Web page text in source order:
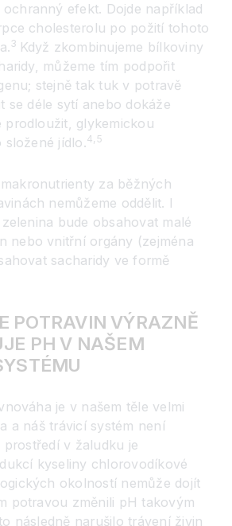
efekt. Dojde například
cholesterolu po požití tohoto
3 Když zkombinujeme bílkoviny
můžeme tím podpořit
stejně tak tuk v potravě
se déle sytí anebo dokáže
prodloužit, glykemickou
jídlo.4,5
za běžných
nemůžeme oddělit. I
bude obsahovat malé
nebo vnitřní orgány (zejména
sacharidy ve formě
POTRAVIN VÝRAZNĚ
PH V NAŠEM
je v našem těle velmi
a náš trávicí systém není
prostředí v žaludku je
kyseliny chlorovodíkové
okolností nemůže dojít
potravou změnili pH takovým
následně narušilo trávení živin